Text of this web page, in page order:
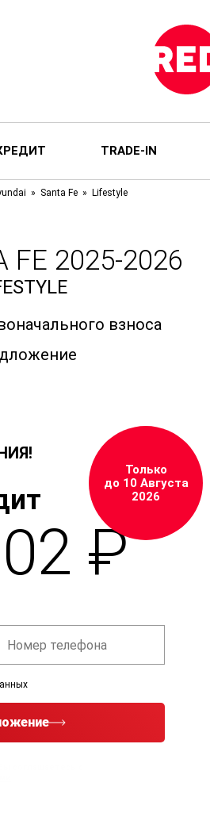
TRADE-IN
Santa Fe Lifestyle
FE 2025-2026
взноса
₽
Только
до 10 Августа
2026